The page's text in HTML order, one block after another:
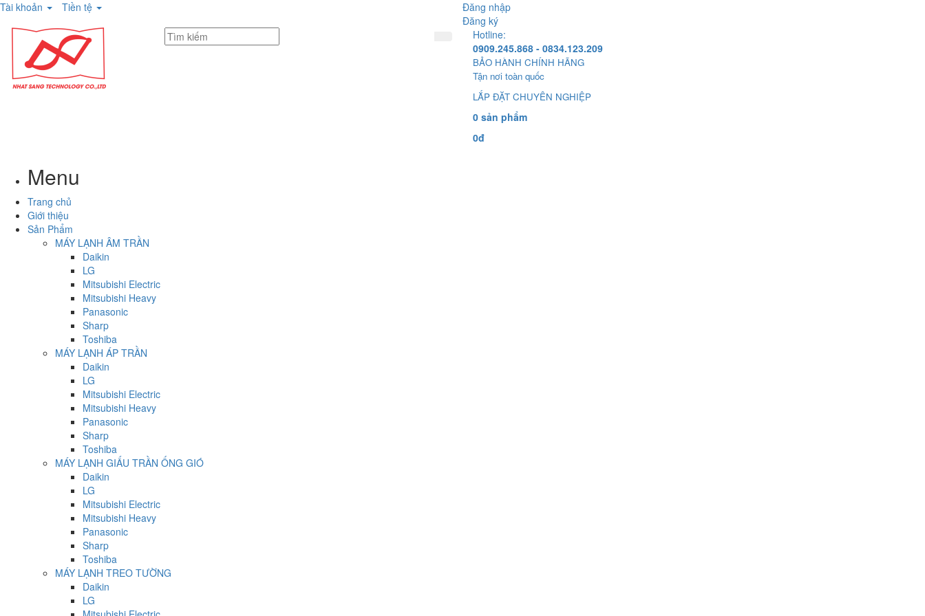
Tài khoản Tiền tệ
Đăng nhập
Đăng ký
Hotline:
0909.245.868 - 0834.123.209
BẢO HÀNH CHÍNH HÃNG
Tận nơi toàn quốc
LẮP ĐẶT CHUYÊN NGHIỆP
0 sản phẩm
0đ
Menu
Trang chủ
Giới thiệu
Sản Phẩm
MÁY LẠNH ÂM TRẦN
Daikin
LG
Mitsubishi Electric
Mitsubishi Heavy
Panasonic
Sharp
Toshiba
MÁY LẠNH ÁP TRẦN
Daikin
LG
Mitsubishi Electric
Mitsubishi Heavy
Panasonic
Sharp
Toshiba
MÁY LẠNH GIẤU TRẦN ỐNG GIÓ
Daikin
LG
Mitsubishi Electric
Mitsubishi Heavy
Panasonic
Sharp
Toshiba
MÁY LẠNH TREO TƯỜNG
Daikin
LG